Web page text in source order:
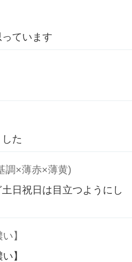
ています
た
調×薄赤×薄黄)
日祝日は目立つようにし
】
】